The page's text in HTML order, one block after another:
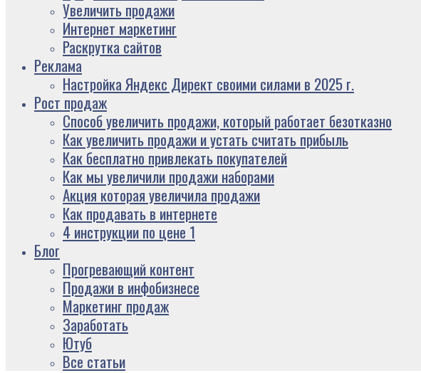
Увеличить продажи
Интернет маркетинг
Раскрутка сайтов
Реклама
Настройка Яндекс Директ своими силами в 2025 г.
Рост продаж
Способ увеличить продажи, который работает безотказно
Как увеличить продажи и устать считать прибыль
Как бесплатно привлекать покупателей
Как мы увеличили продажи наборами
Акция которая увеличила продажи
Как продавать в интернете
4 инструкции по цене 1
Блог
Прогревающий контент
Продажи в инфобизнесе
Маркетинг продаж
Заработать
Ютуб
Все статьи